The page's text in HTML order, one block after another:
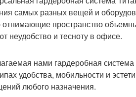
самых разных вещей и
пространство
неудобство и тесноту в офисе.
нами гардеробная
удобства, мобильности и
любого назначения.